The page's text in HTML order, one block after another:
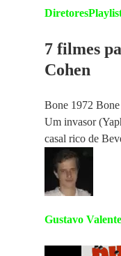
Diretores
7 filmes
Cohen
Bone 1972 Bone
Um invasor
casal rico de
Gustavo Valente